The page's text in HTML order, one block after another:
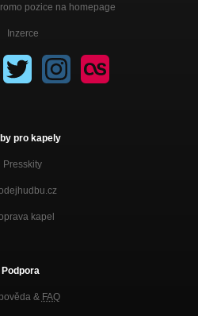
pozice na homepage
Inzerce
pro kapely
Presskity
kapel
Podpora
& FAQ